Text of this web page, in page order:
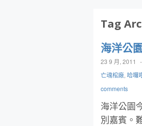
Tag
海洋公
23 9 月, 2011 -
亡魂棺廠, 哈囉
comments
海洋公園
別嘉賓。